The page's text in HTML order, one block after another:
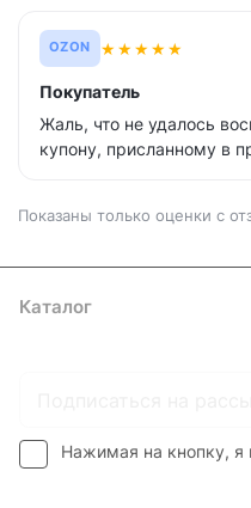
OZON ★★★★★
Покупатель
Жаль, что не удалось
купону, присланному в
Показаны только оценки с
Каталог
Нажимая на кнопку, я